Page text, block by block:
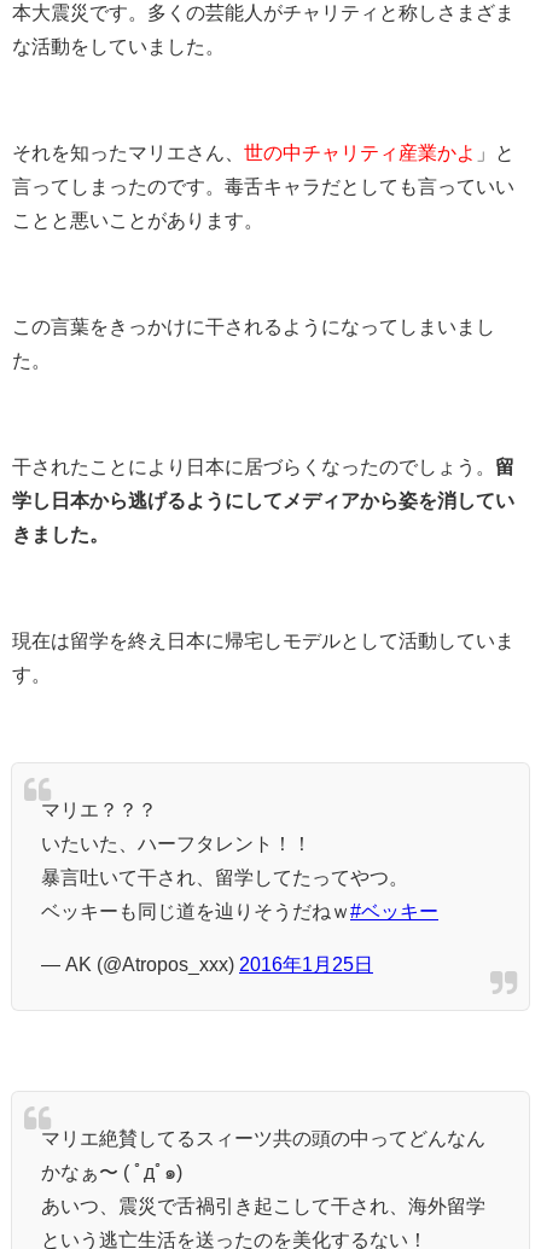
本大震災です。多くの芸能人がチャリティと称しさまざま
な活動をしていました。
それを知ったマリエさん、 世の中チャリティ産業かよ 」と
言ってしまったのです。毒舌キャラだとしても言っていい
ことと悪いことがあります。
この言葉をきっかけに干されるようになってしまいまし
た。
干されたことにより日本に居づらくなったのでしょう。 留
学し日本から逃げるようにしてメディアから姿を消してい
きました。
現在は留学を終え日本に帰宅しモデルとして活動していま
す。
マリエ？？？
いたいた、ハーフタレント！！
暴言吐いて干され、留学してたってやつ。
ベッキーも同じ道を辿りそうだねｗ#ベッキー
— AK (@Atropos_xxx) 2016年1月25日
マリエ絶賛してるスィーツ共の頭の中ってどんなん
かなぁ〜 ( ﾟдﾟ๑)
あいつ、震災で舌禍引き起こして干され、海外留学
という逃亡生活を送ったのを美化するない！